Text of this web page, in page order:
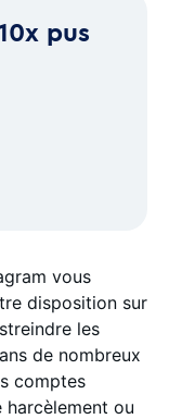
pus
vous
disposition sur
les
de nombreux
comptes
ou